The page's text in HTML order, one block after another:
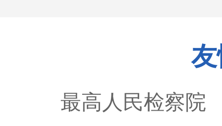
最高人民检察院